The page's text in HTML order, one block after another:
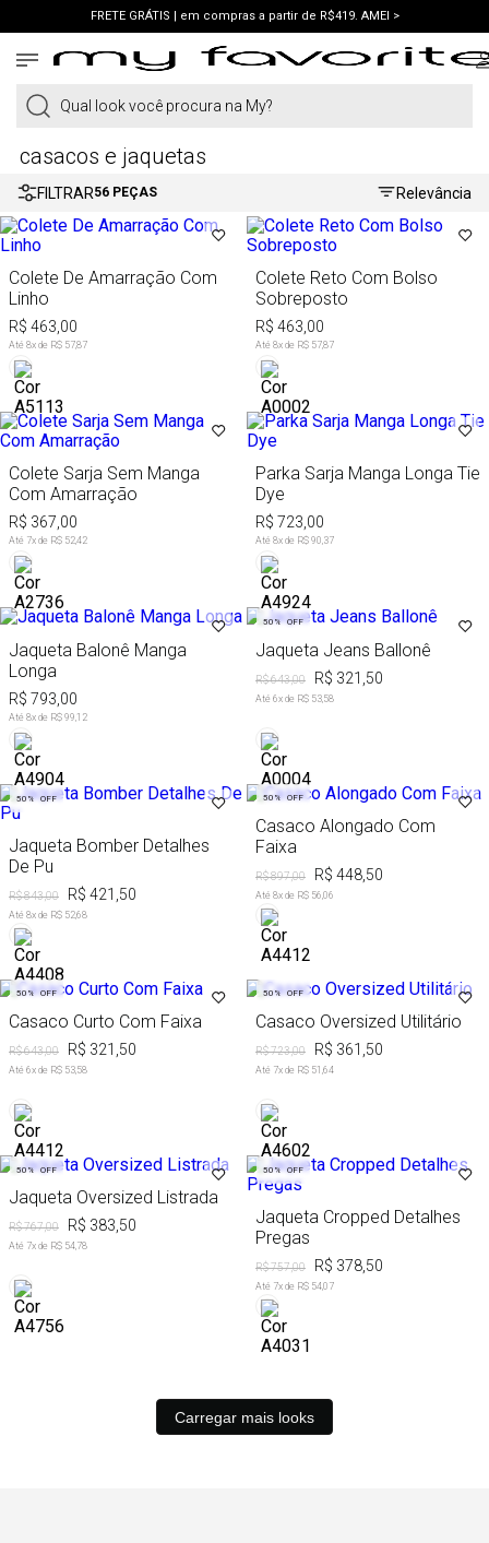
FRETE GRÁTIS | em compras a partir de R$419. AMEI >
PIX | 5% off no pix à vista. APROVEITAR >
Qual look você procura na My?
casacos e jaquetas
FILTRAR56 PEÇAS Relevância
Colete De Amarração Com
Linho
R$ 463,00
Até 8x de R$ 57,87
Colete Reto Com Bolso
Sobreposto
R$ 463,00
Até 8x de R$ 57,87
Colete Sarja Sem Manga
Com Amarração
R$ 367,00
Até 7x de R$ 52,42
Parka Sarja Manga Longa Tie
Dye
R$ 723,00
Até 8x de R$ 90,37
Jaqueta Balonê Manga
Longa
R$ 793,00
Até 8x de R$ 99,12
50% OFF
Jaqueta Jeans Ballonê
R$ 643,00 R$ 321,50
Até 6x de R$ 53,58
50% OFF
Jaqueta Bomber Detalhes
De Pu
R$ 843,00 R$ 421,50
Até 8x de R$ 52,68
50% OFF
Casaco Alongado Com
Faixa
R$ 897,00 R$ 448,50
Até 8x de R$ 56,06
50% OFF
Casaco Curto Com Faixa
R$ 643,00 R$ 321,50
Até 6x de R$ 53,58
50% OFF
Casaco Oversized Utilitário
R$ 723,00 R$ 361,50
Até 7x de R$ 51,64
50% OFF
Jaqueta Oversized Listrada
R$ 767,00 R$ 383,50
Até 7x de R$ 54,78
50% OFF
Jaqueta Cropped Detalhes
Pregas
R$ 757,00 R$ 378,50
Até 7x de R$ 54,07
Carregar mais looks